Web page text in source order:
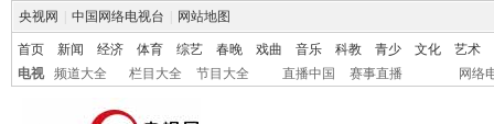
央视网 中国网络电视台 网站地图
首页 新闻 经济 体育 综艺 春晚 戏曲 音乐 科教 青少 文化
艺术
电视
频道大全 栏目大全 节目大全 直播中国 赛事直播 网络